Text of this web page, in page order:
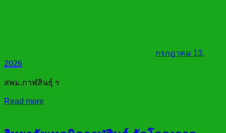
กรกฎาคม 13,
2026
สพม.กาฬสินธุ์ ร
Read more